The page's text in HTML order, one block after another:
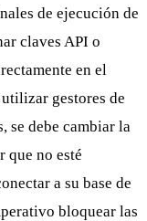
de ejecución de
claves API o
en el
gestores de
se debe cambiar la
que no esté
a su base de
bloquear las